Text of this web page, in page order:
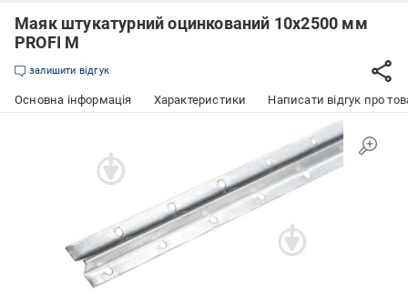
Маяк штукатурний оцинкований 10x2500 мм
PROFI M
залишити відгук
Основна інформація Характеристики Написати відгук про